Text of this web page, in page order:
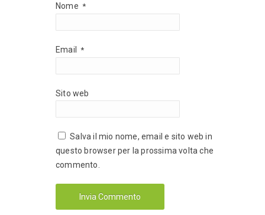
Nome *
Email *
Sito web
Salva il mio nome, email e sito web in
questo browser per la prossima volta che
commento.